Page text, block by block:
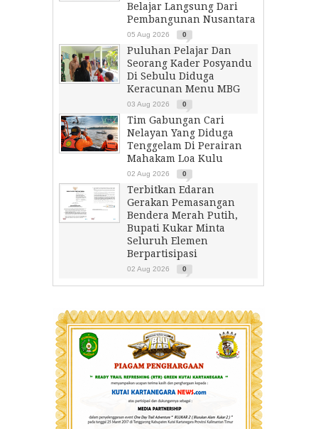
Belajar Langsung Dari
Pembangunan Nusantara
05 Aug 2026 0
Puluhan Pelajar Dan
Seorang Kader Posyandu
Di Sebulu Diduga
Keracunan Menu MBG
03 Aug 2026 0
Tim Gabungan Cari
Nelayan Yang Diduga
Tenggelam Di Perairan
Mahakam Loa Kulu
02 Aug 2026 0
Terbitkan Edaran
Gerakan Pemasangan
Bendera Merah Putih,
Bupati Kukar Minta
Seluruh Elemen
Berpartisipasi
02 Aug 2026 0